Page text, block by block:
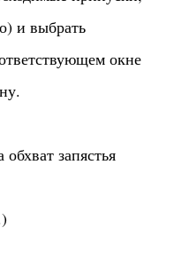
и выбрать
окне
запястья